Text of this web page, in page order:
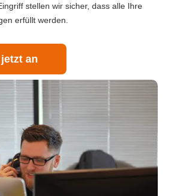
stellen wir sicher, dass alle Ihre
erfüllt werden.
an